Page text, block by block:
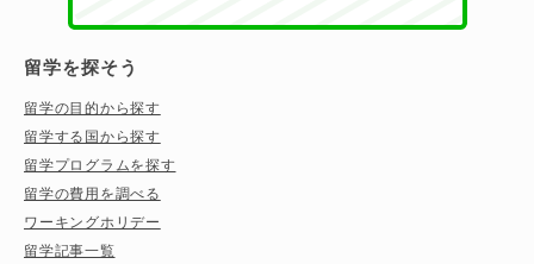
留学を探そう
留学の目的から探す
留学する国から探す
留学プログラムを探す
留学の費用を調べる
ワーキングホリデー
留学記事一覧